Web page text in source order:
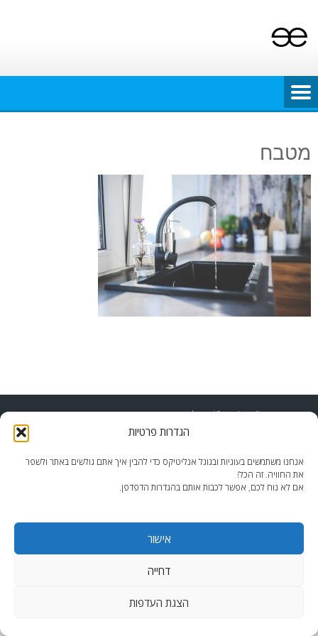
הגדרות פרטיות
אנחנו משתמשים בעוגיות ובגוגל אנליטיקס כדי להבין איך אתם גולשים באתר ולשפר
את החוויה. זה הכל!
אם לא נוח לכם, אפשר לכבות אותם בהגדרות הדפדפן.
אישור
דחייה
הצגת העדפות
content
מטבח
end2end.co.il | תכנון ועיצוב עד הפרט האחרון.
WordPress Theme:AccessPress Lite